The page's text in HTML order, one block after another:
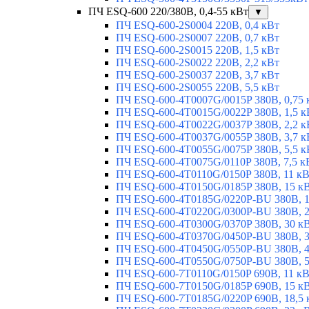
ПЧ ESQ-600 220/380В, 0,4-55 кВт
▼
ПЧ ESQ-600-2S0004 220В, 0,4 кВт
ПЧ ESQ-600-2S0007 220В, 0,7 кВт
ПЧ ESQ-600-2S0015 220В, 1,5 кВт
ПЧ ESQ-600-2S0022 220В, 2,2 кВт
ПЧ ESQ-600-2S0037 220В, 3,7 кВт
ПЧ ESQ-600-2S0055 220В, 5,5 кВт
ПЧ ESQ-600-4T0007G/0015P 380В, 0,75
ПЧ ESQ-600-4T0015G/0022P 380В, 1,5
ПЧ ESQ-600-4T0022G/0037P 380В, 2,2
ПЧ ESQ-600-4T0037G/0055P 380В, 3,7
ПЧ ESQ-600-4T0055G/0075P 380В, 5,5
ПЧ ESQ-600-4T0075G/0110P 380В, 7,5
ПЧ ESQ-600-4T0110G/0150P 380В, 11
ПЧ ESQ-600-4T0150G/0185P 380В, 15
ПЧ ESQ-600-4T0185G/0220P-BU 380В,
ПЧ ESQ-600-4T0220G/0300P-BU 380В,
ПЧ ESQ-600-4T0300G/0370P 380В, 30
ПЧ ESQ-600-4T0370G/0450P-BU 380В,
ПЧ ESQ-600-4T0450G/0550P-BU 380В,
ПЧ ESQ-600-4T0550G/0750P-BU 380В,
ПЧ ESQ-600-7T0110G/0150P 690В, 11
ПЧ ESQ-600-7T0150G/0185P 690В, 15
ПЧ ESQ-600-7T0185G/0220P 690В, 18,5